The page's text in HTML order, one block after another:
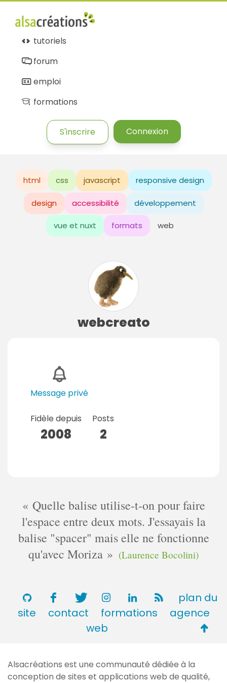
tutoriels
forum
emploi
formations
S'inscrire Connexion
html css javascript responsive design
design accessibilité développement
vue et nuxt formats web
webcreato
Message privé
Fidèle depuis
2008
Posts
2
Quelle balise utilise-t-on pour faire
l'espace entre deux mots. J'essayais la
balise "spacer" mais elle ne fonctionne
qu'avec Moriza
(Laurence Bocolini)
plan du
site
contact formations
agence
web
de
Alsacréations est une communauté dédiée à la
conception de sites et applications web de qualité,